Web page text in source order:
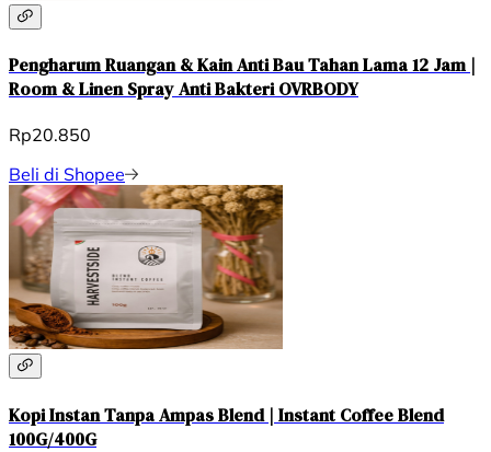
Pengharum Ruangan & Kain Anti Bau Tahan Lama 12 Jam |
Room & Linen Spray Anti Bakteri OVRBODY
Rp20.850
Beli di Shopee
Kopi Instan Tanpa Ampas Blend | Instant Coffee Blend
100G/400G